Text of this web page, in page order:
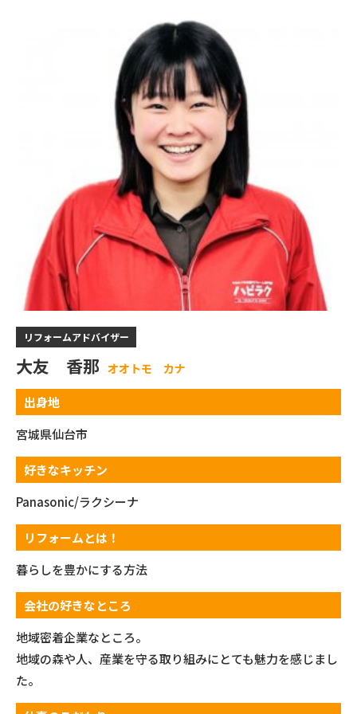
リフォームアドバイザー
大友 香那 オオトモ カナ
出身地
宮城県仙台市
好きなキッチン
Panasonic/ラクシーナ
リフォームとは！
暮らしを豊かにする方法
会社の好きなところ
地域密着企業なところ。
地域の森や人、産業を守る取り組みにとても魅力を感じまし
た。